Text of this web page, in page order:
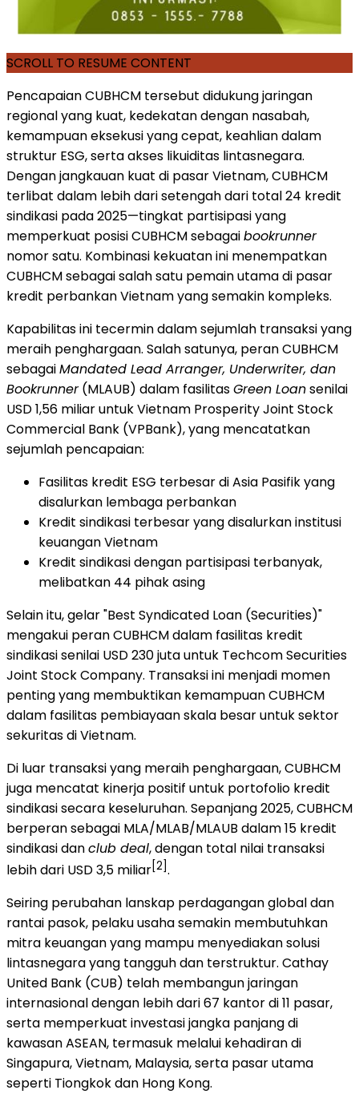
SCROLL TO RESUME CONTENT
Pencapaian CUBHCM tersebut didukung jaringan
regional yang kuat, kedekatan dengan nasabah,
kemampuan eksekusi yang cepat, keahlian dalam
struktur ESG, serta akses likuiditas lintasnegara.
Dengan jangkauan kuat di pasar Vietnam, CUBHCM
terlibat dalam lebih dari setengah dari total 24 kredit
sindikasi pada 2025—tingkat partisipasi yang
memperkuat posisi CUBHCM sebagaibookrunner
nomor satu. Kombinasi kekuatan ini menempatkan
CUBHCM sebagai salah satu pemain utama di pasar
kredit perbankan Vietnam yang semakin kompleks.
Kapabilitas ini tecermin dalam sejumlah transaksi yang
meraih penghargaan. Salah satunya, peran CUBHCM
sebagaiMandated Lead Arranger, Underwriter, dan
Bookrunner(MLAUB) dalam fasilitasGreen Loansenilai
USD 1,56 miliar untuk Vietnam Prosperity Joint Stock
Commercial Bank (VPBank), yang mencatatkan
sejumlah pencapaian:
Fasilitas kredit ESG terbesar di Asia Pasifik yang
disalurkan lembaga perbankan
Kredit sindikasi terbesar yang disalurkan institusi
keuangan Vietnam
Kredit sindikasi dengan partisipasi terbanyak,
melibatkan 44 pihak asing
Selain itu, gelar "Best Syndicated Loan (Securities)"
mengakui peran CUBHCM dalam fasilitas kredit
sindikasi senilai USD 230 juta untuk Techcom Securities
Joint Stock Company. Transaksi ini menjadi momen
penting yang membuktikan kemampuan CUBHCM
dalam fasilitas pembiayaan skala besar untuk sektor
sekuritas di Vietnam.
Di luar transaksi yang meraih penghargaan, CUBHCM
juga mencatat kinerja positif untuk portofolio kredit
sindikasi secara keseluruhan. Sepanjang 2025, CUBHCM
berperan sebagai MLA/MLAB/MLAUB dalam 15 kredit
sindikasi danclub deal, dengan total nilai transaksi
lebih dari USD 3,5 miliar[2].
Seiring perubahan lanskap perdagangan global dan
rantai pasok, pelaku usaha semakin membutuhkan
mitra keuangan yang mampu menyediakan solusi
lintasnegara yang tangguh dan terstruktur. Cathay
United Bank (CUB) telah membangun jaringan
internasional dengan lebih dari 67 kantor di 11 pasar,
serta memperkuat investasi jangka panjang di
kawasan ASEAN, termasuk melalui kehadiran di
Singapura, Vietnam, Malaysia, serta pasar utama
seperti Tiongkok dan Hong Kong.